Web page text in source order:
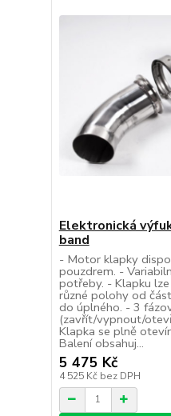
Elektronická
band
- Motor klapky
pouzdrem. -
potřeby. - Klapku
různé polohy od
do úplného. - 3
(zavřít/vypnout/
Klapka se plně
Balení obsahuj...
5 475 Kč
4 525 Kč bez DPH